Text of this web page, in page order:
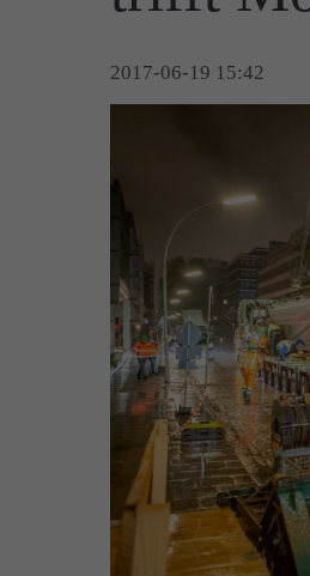
2017-06-19 15:42